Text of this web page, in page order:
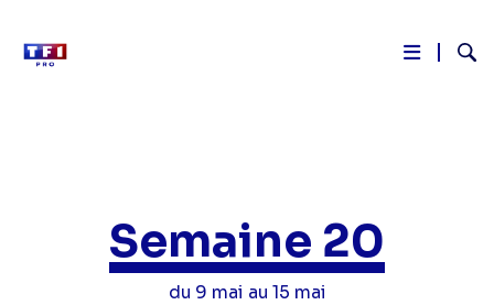
Semaine 20
du 9 mai au 15 mai